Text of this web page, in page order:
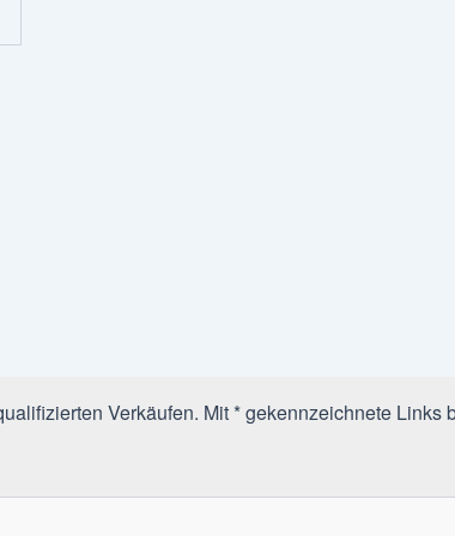
Verkäufen. Mit * gekennzeichnete Links